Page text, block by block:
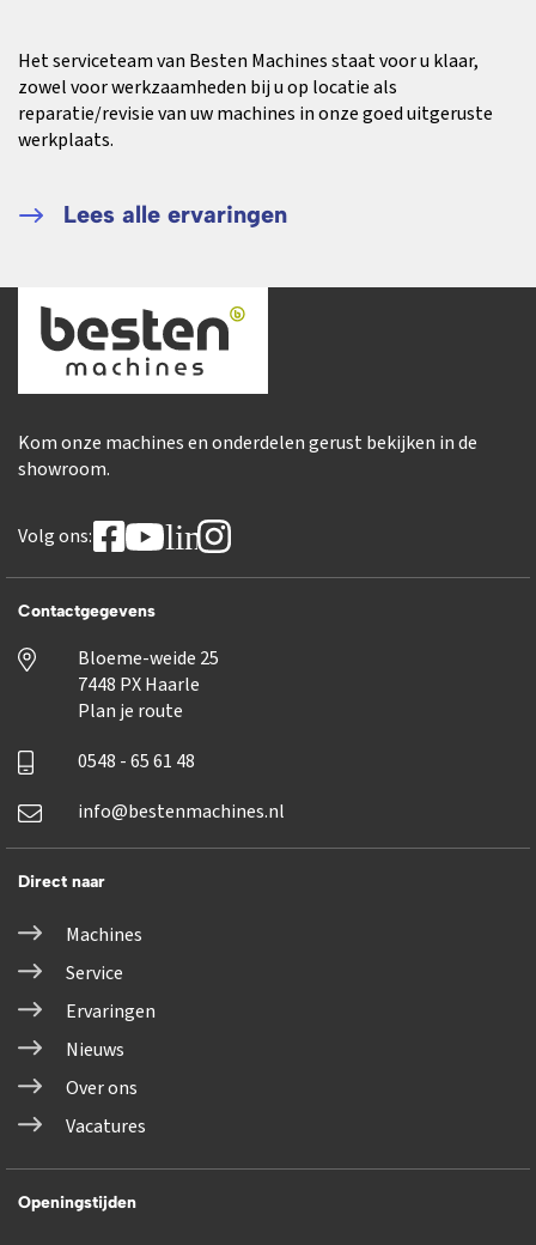
Het serviceteam van Besten Machines staat voor u klaar,
zowel voor werkzaamheden bij u op locatie als
reparatie/revisie van uw machines in onze goed uitgeruste
werkplaats.
Lees alle ervaringen
Kom onze machines en onderdelen gerust bekijken in de
showroom.
Volg ons: linkedin
Contactgegevens
Bloeme-weide 25
7448 PX Haarle
Plan je route
0548 - 65 61 48
info@bestenmachines.nl
Direct naar
Machines
Service
Ervaringen
Nieuws
Over ons
Vacatures
Openingstijden